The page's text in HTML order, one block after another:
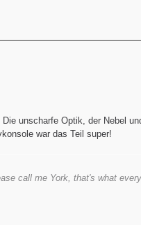
unscharfe Optik, der Nebel
war das Teil super!
call me York, that's what